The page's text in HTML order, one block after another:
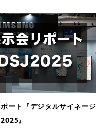
ート『デジタルサイネージ
』